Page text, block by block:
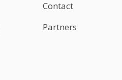
Contact
Partners